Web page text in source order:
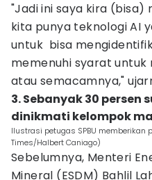
"Jadi ini saya kira (bisa)
kita punya teknologi AI
untuk bisa
memenuhi syarat untuk
atau semacamnya,"
3. Sebanyak 30 persen
dinikmati kelompok
Ilustrasi petugas SPBU memberikan
Times/Halbert Caniago)
Sebelumnya, Menteri
Mineral (ESDM) Bahlil